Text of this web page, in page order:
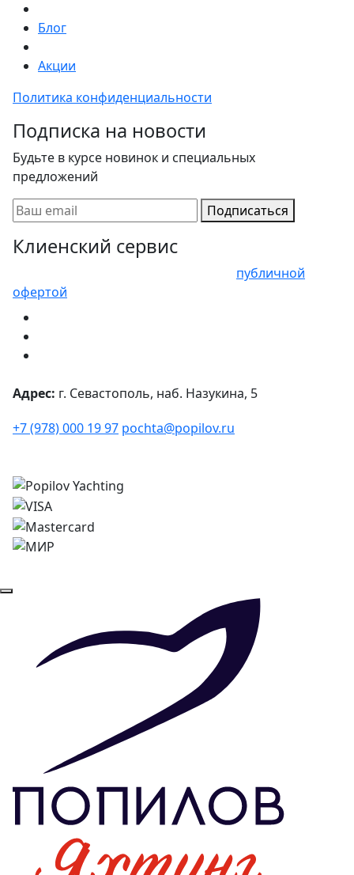
Блог
Акции
Политика конфиденциальности
Подписка на новости
Будьте в курсе новинок и специальных
предложений
Подписаться
Клиенский сервис
публичной
офертой
Адрес: г. Севастополь, наб. Назукина, 5
+7 (978) 000 19 97 pochta@popilov.ru